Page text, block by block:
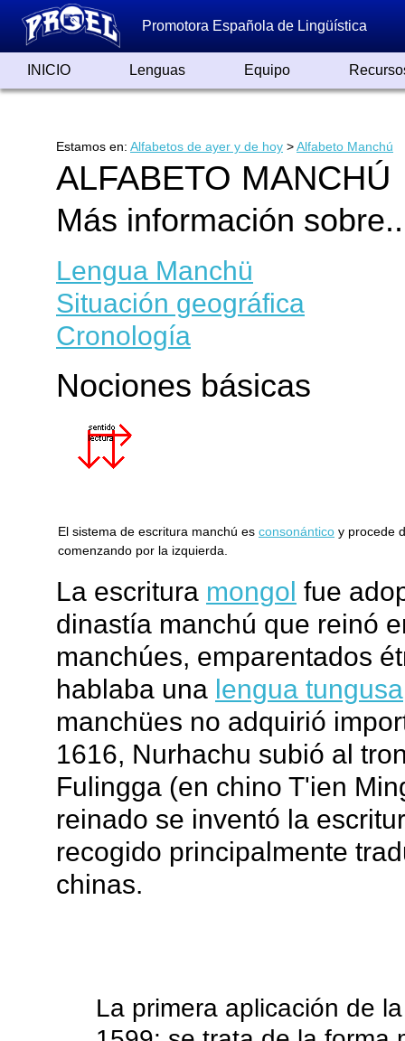
Promotora Española de Lingüística
INICIO Lenguas Equipo
Estamos en: Alfabetos de ayer y de hoy >Alfabeto Manchú
ALFABETO MANCHÚ
Más información
Lengua Manchü
Situación geográfica
Cronología
Nociones básicas
El sistema de escritura manchú esconsonántico
y procede
comenzando por la izquierda.
La escrituramongol fue
dinastía manchú que reinó
manchúes, emparentados
hablaba unalengua tungusa
manchües no adquirió
1616, Nurhachu subió al
Fulingga (en chino T'ien
reinado se inventó la